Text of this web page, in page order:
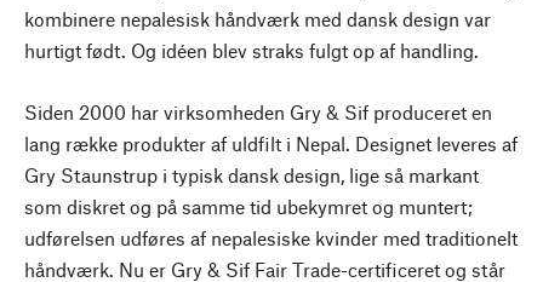
kombinere nepalesisk håndværk med dansk design var
hurtigt født. Og idéen blev straks fulgt op af handling.
Siden 2000 har virksomheden Gry & Sif produceret en
lang række produkter af uldfilt i Nepal. Designet leveres af
Gry Staunstrup i typisk dansk design, lige så markant
som diskret og på samme tid ubekymret og muntert;
udførelsen udføres af nepalesiske kvinder med traditionelt
håndværk. Nu er Gry & Sif Fair Trade-certificeret og står